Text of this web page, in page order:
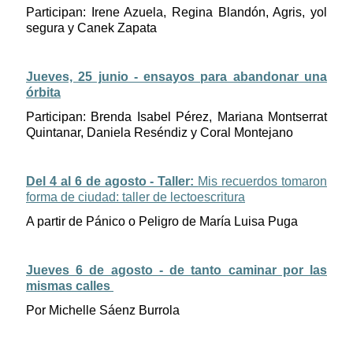
Participan: Irene Azuela, Regina Blandón, Agris, yol
segura y Canek Zapata
Jueves, 25 junio - ensayos para abandonar una
órbita
Participan: Brenda Isabel Pérez, Mariana Montserrat
Quintanar, Daniela Reséndiz y Coral Montejano
Del 4 al 6 de agosto - Taller: Mis recuerdos tomaron
forma de ciudad: taller de lectoescritura
A partir de Pánico o Peligro de María Luisa Puga
Jueves 6 de agosto - de tanto caminar por las
mismas calles
Por Michelle Sáenz Burrola